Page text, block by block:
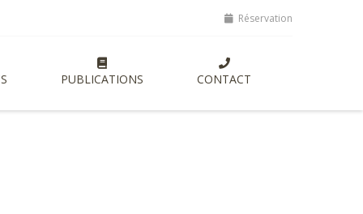
lancement de nouvelles formations entrepreneuriales
Réservation
PUBLICATIONS CONTACT